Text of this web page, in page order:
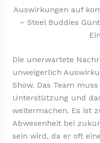
Auswirkungen auf
– Steel Buddies
Die unerwartete
unweigerlich
Show. Das Team
Unterstützung und
weitermachen. Es ist
Abwesenheit bei
sein wird, da er oft